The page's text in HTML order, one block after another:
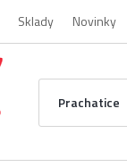
Sklady Novinky
Prachatice